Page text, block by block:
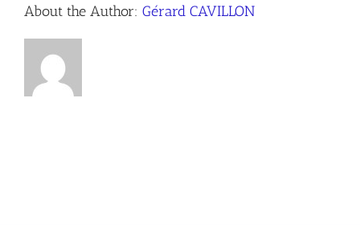
About the Author: Gérard CAVILLON